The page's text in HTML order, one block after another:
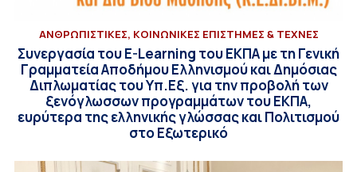
ΑΝΘΡΩΠΙΣΤΙΚΕΣ, ΚΟΙΝΩΝΙΚΕΣ ΕΠΙΣΤΗΜΕΣ & ΤΕΧΝΕΣ
Συνεργασία του E-Learning του ΕΚΠΑ με τη Γενική
Γραμματεία Αποδήμου Ελληνισμού και Δημόσιας
Διπλωματίας του Υπ.Εξ. για την προβολή των
ξενόγλωσσων προγραμμάτων του ΕΚΠΑ,
ευρύτερα της ελληνικής γλώσσας και Πολιτισμού
στο Εξωτερικό